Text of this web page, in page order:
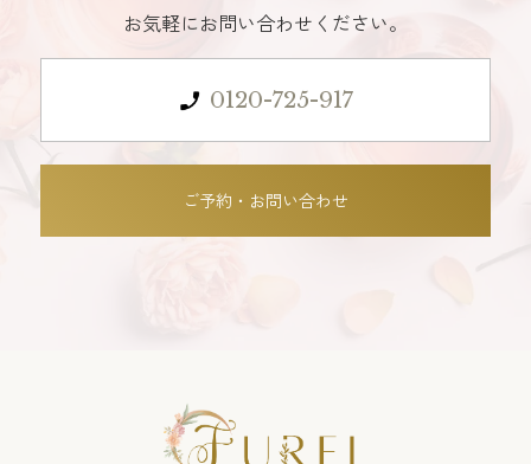
お気軽にお問い合わせください。
0120-725-917
ご予約・お問い合わせ